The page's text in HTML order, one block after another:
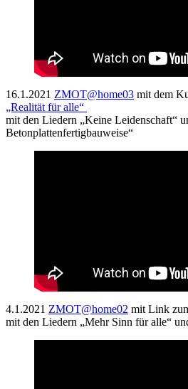
16.1.2021 ZMOT@home03 mit dem
„Realität für alle“
mit den Liedern „Keine Leidenschaft“
Betonplattenfertigbauweise“
4.1.2021 ZMOT@home02 mit Link
mit den Liedern „Mehr Sinn für alle“